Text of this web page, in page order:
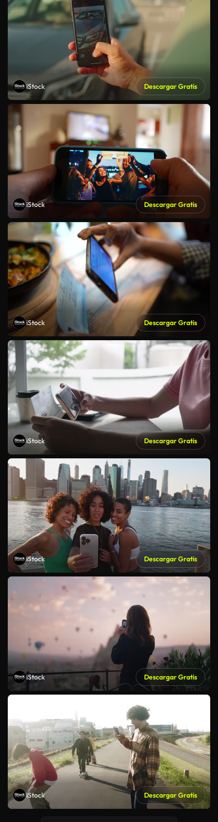
iStock Descargar Gratis
iStock Descargar Gratis
iStock Descargar Gratis
iStock Descargar Gratis
iStock Descargar Gratis
iStock Descargar Gratis
iStock Descargar Gratis